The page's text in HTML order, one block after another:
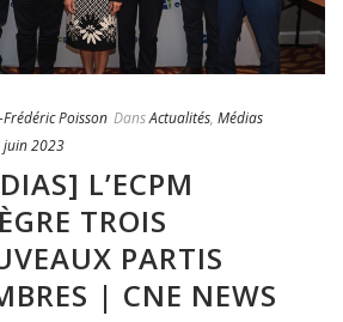
Frédéric Poisson DansActualités, Médias
juin 2023
L’ECPM
TROIS
PARTIS
| CNE NEWS